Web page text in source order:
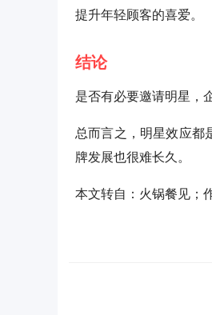
提升年轻顾客的喜爱。
结论
是否有必要邀请明星，
总而言之，明星效应都
牌发展也很难长久。
本文转自：火锅餐见；